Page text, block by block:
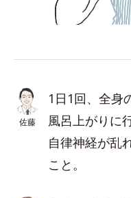
佐藤
1日1回、全身
風呂上がりに
自律神経が乱
こと。